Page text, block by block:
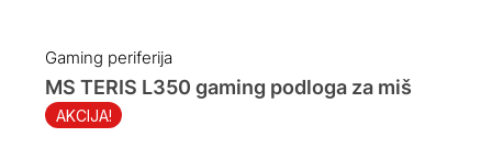
was:
60.00 KM.
is:
42.00 KM.
Gaming periferija
AKCIJA!
MS TERIS L350 gaming podloga za miš